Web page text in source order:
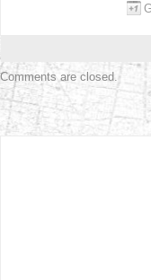
Comments are closed.